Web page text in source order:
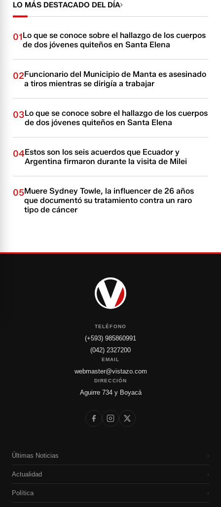
LO MÁS DESTACADO DEL DÍA
01Lo que se conoce sobre el hallazgo de los cuerpos
de dos jóvenes quiteños en Santa Elena
02Funcionario del Municipio de Manta es asesinado
a tiros mientras se dirigía a trabajar
03Lo que se conoce sobre el hallazgo de los cuerpos
de dos jóvenes quiteños en Santa Elena
04Estos son los seis acuerdos que Ecuador y
Argentina firmaron durante la visita de Milei
05Muere Sydney Towle, la influencer de 26 años
que documentó su tratamiento contra un raro
tipo de cáncer
TELÉFONO
(+593) 985860991
(042) 2327200
EMAIL
webmaster@vistazo.com
DIRECCIÓN
Aguirre 734 y Boyacá
Últimas Noticias ›
Actualidad ›
Política ›